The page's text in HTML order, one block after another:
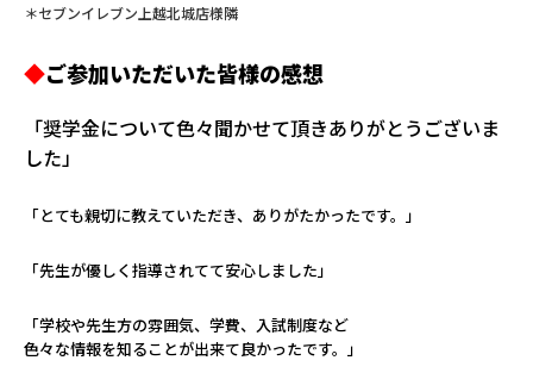
＊セブンイレブン上越北城店様隣
◆ご参加いただいた皆様の感想
「奨学金について色々聞かせて頂きありがとうございま
した」
「とても親切に教えていただき、ありがたかったです。」
「先生が優しく指導されてて安心しました」
「学校や先生方の雰囲気、学費、入試制度など
色々な情報を知ることが出来て良かったです。」